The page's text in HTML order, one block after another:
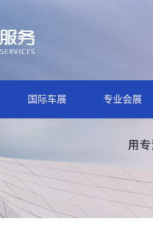
国际车展 专业会展